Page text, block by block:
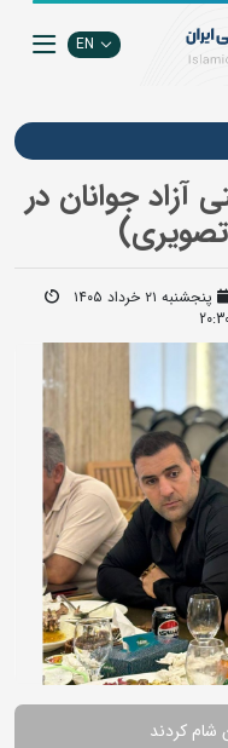
EN
آزاد جوانان در
پنجشنبه ۲۱ خرداد ۱۴۰۵
شام کردند